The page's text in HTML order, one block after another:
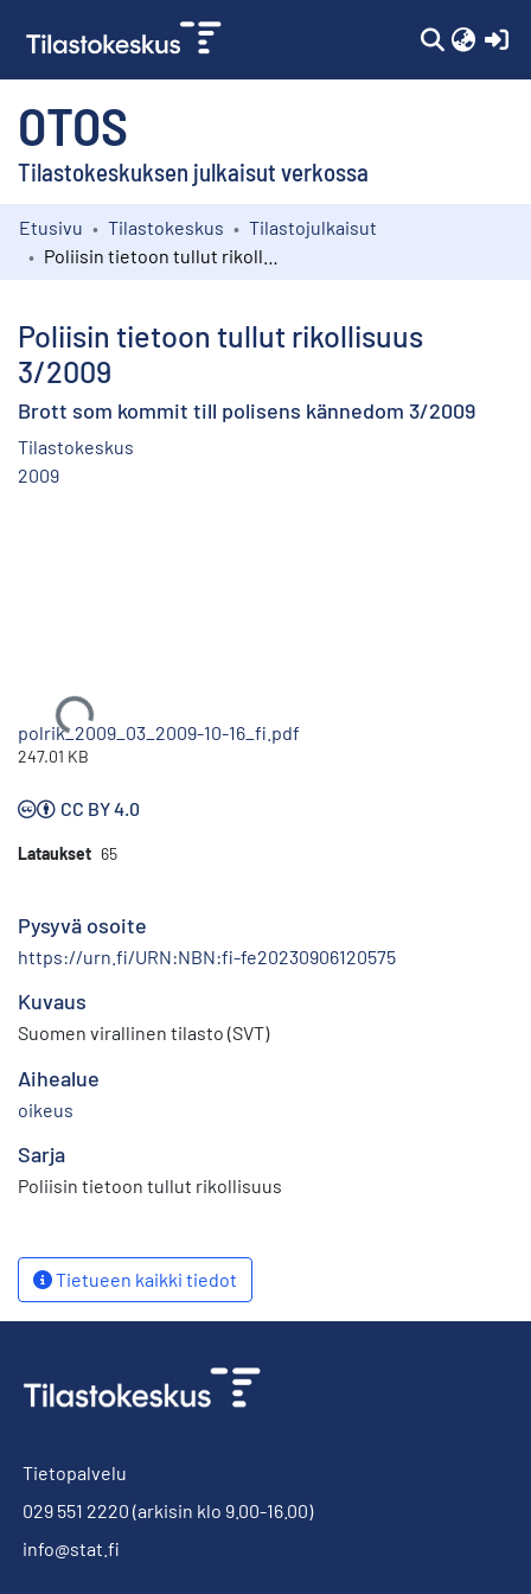
OTOS
Tilastokeskuksen julkaisut verkossa
Kokoelmat
Etusivu Tilastokeskus
Tilastojulkaisut
Poliisin tietoon tullut rikollisuus
3/2009
Brott som kommit till polisens kännedom 3/2009
Tilastokeskus
2009
Ladataan...
polrik_2009_03_2009-10-16_fi.pdf
247.01 KB
CC BY 4.0
Lataukset 65
Pysyvä osoite
https://urn.fi/URN:NBN:fi-fe20230906120575
Kuvaus
Suomen virallinen tilasto (SVT)
Aihealue
oikeus
Sarja
Poliisin tietoon tullut rikollisuus
Tietueen kaikki tiedot
Tietopalvelu
029 551 2220 (arkisin klo 9.00-16.00)
info@stat.fi